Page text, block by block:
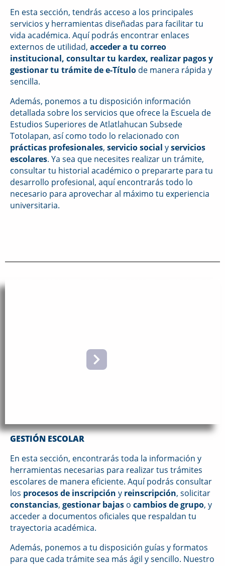
En esta sección, tendrás acceso a los principales
servicios y herramientas diseñadas para facilitar tu
vida académica. Aquí podrás encontrar enlaces
externos de utilidad, acceder a tu correo
institucional, consultar tu kardex, realizar pagos y
gestionar tu trámite de e-Título de manera rápida y
sencilla.
Además, ponemos a tu disposición información
detallada sobre los servicios que ofrece la Escuela de
Estudios Superiores de Atlatlahucan Subsede
Totolapan, así como todo lo relacionado con
prácticas profesionales, servicio social yservicios
escolares. Ya sea que necesites realizar un trámite,
consultar tu historial académico o prepararte para tu
desarrollo profesional, aquí encontrarás todo lo
necesario para aprovechar al máximo tu experiencia
universitaria.
GESTIÓN ESCOLAR
En esta sección, encontrarás toda la información y
herramientas necesarias para realizar tus trámites
escolares de manera eficiente. Aquí podrás consultar
los procesos de inscripción y reinscripción, solicitar
constancias, gestionar bajas o cambios de grupo, y
acceder a documentos oficiales que respaldan tu
trayectoria académica.
Además, ponemos a tu disposición guías y formatos
para que cada trámite sea más ágil y sencillo. Nuestro